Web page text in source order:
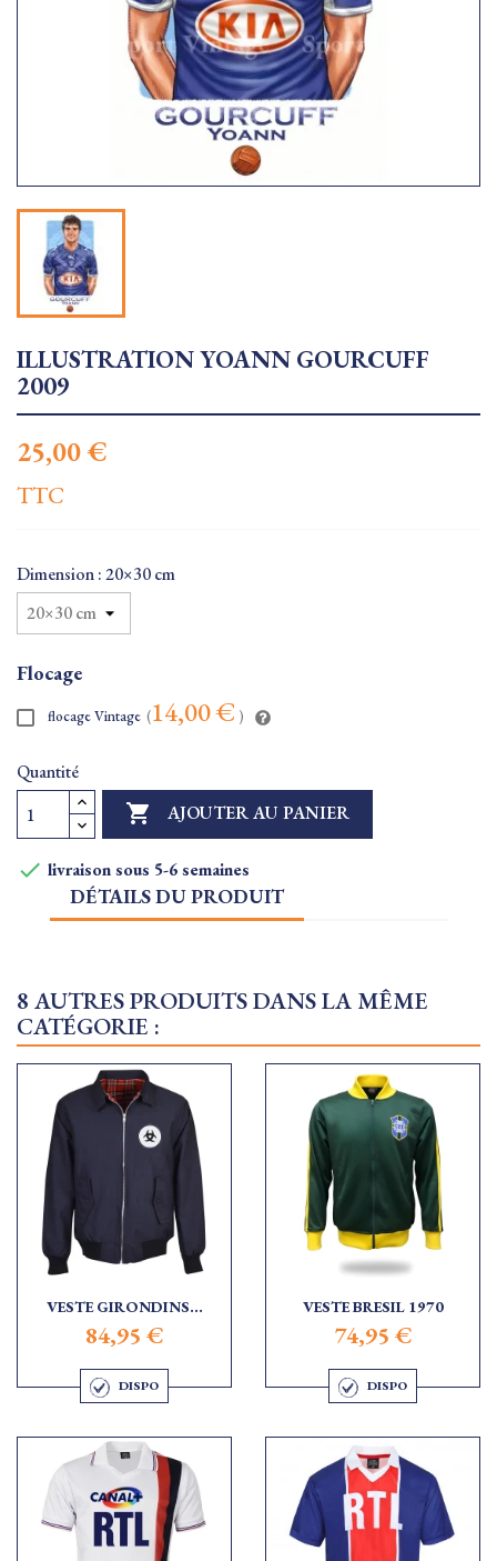
ILLUSTRATION YOANN GOURCUFF
2009
25,00 €
TTC
Dimension : 20×30 cm
Flocage
flocage Vintage (14,00 € )
Quantité
 AJOUTER AU PANIER
 livraison sous 5-6 semaines
DÉTAILS DU PRODUIT
8 AUTRES PRODUITS DANS LA MÊME
CATÉGORIE :
VESTE GIRONDINS...
84,95 €
DISPO
VESTE BRESIL 1970
74,95 €
DISPO